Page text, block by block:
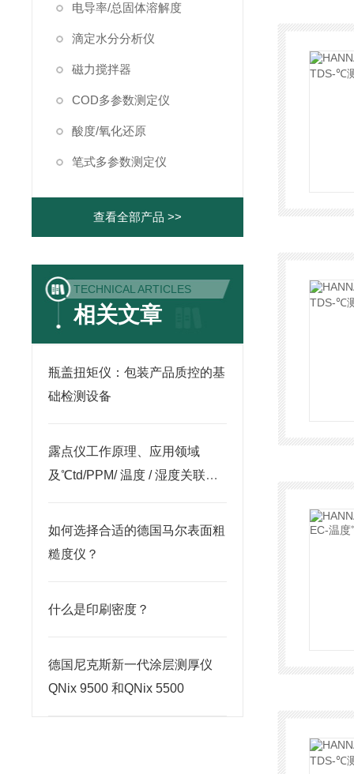
电导率/总固体溶解度
滴定水分分析仪
磁力搅拌器
COD多参数测定仪
酸度/氧化还原
笔式多参数测定仪
查看全部产品 >>
TECHNICAL ARTICLES
相关文章
瓶盖扭矩仪：包装产品质控的基
础检测设备
露点仪工作原理、应用领域
及℃td/PPM/ 温度 / 湿度关联关
如何选择合适的德国马尔表面粗
糙度仪？
什么是印刷密度？
德国尼克斯新一代涂层测厚仪
QNix 9500 和QNix 5500